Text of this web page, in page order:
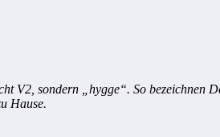
V2, sondern „hygge“. So bezeichnen
Hause.